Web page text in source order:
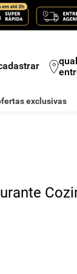
exclusivas